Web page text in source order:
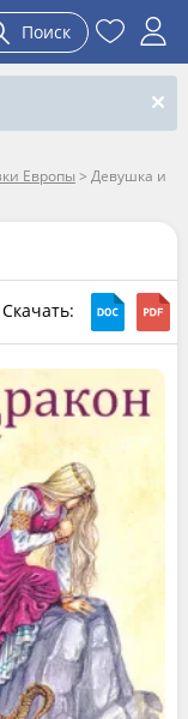
Поиск
Европы > Девушка и
Скачать: